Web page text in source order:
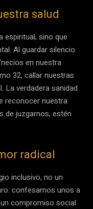
salud
espiritual, sino que
Al guardar silencio
en nuestra
32, callar nuestras
La verdadera sanidad
reconocer nuestra
de juzgarnos, estén
radical
inclusivo, no un
confesarnos unos a
compromiso social